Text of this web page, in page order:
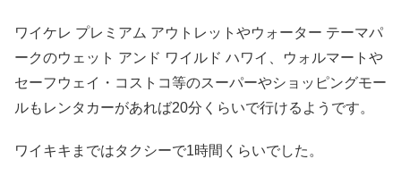
ワイケレ プレミアム アウトレットやウォーター テーマパ
ークのウェット アンド ワイルド ハワイ、ウォルマートや
セーフウェイ・コストコ等のスーパーやショッピングモー
ルもレンタカーがあれば20分くらいで行けるようです。
ワイキキまではタクシーで1時間くらいでした。